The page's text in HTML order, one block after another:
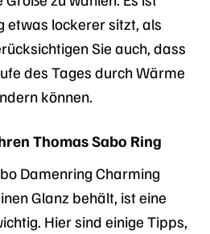
etwas lockerer sitzt, als
Sie auch, dass
des Tages durch Wärme
können.
Thomas Sabo Ring
Damenring Charming
Glanz behält, ist eine
Hier sind einige Tipps,